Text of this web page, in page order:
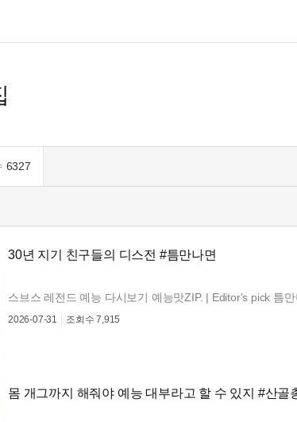
6327
30년 지기 친구들의 디스전 #틈만나면
스브스 레전드 예능 다시보기 예능맛ZIP. | Editor's pick 틈
2026-07-31 조회수7,915
몸 개그까지 해줘야 예능 대부라고 할 수 있지 #산골